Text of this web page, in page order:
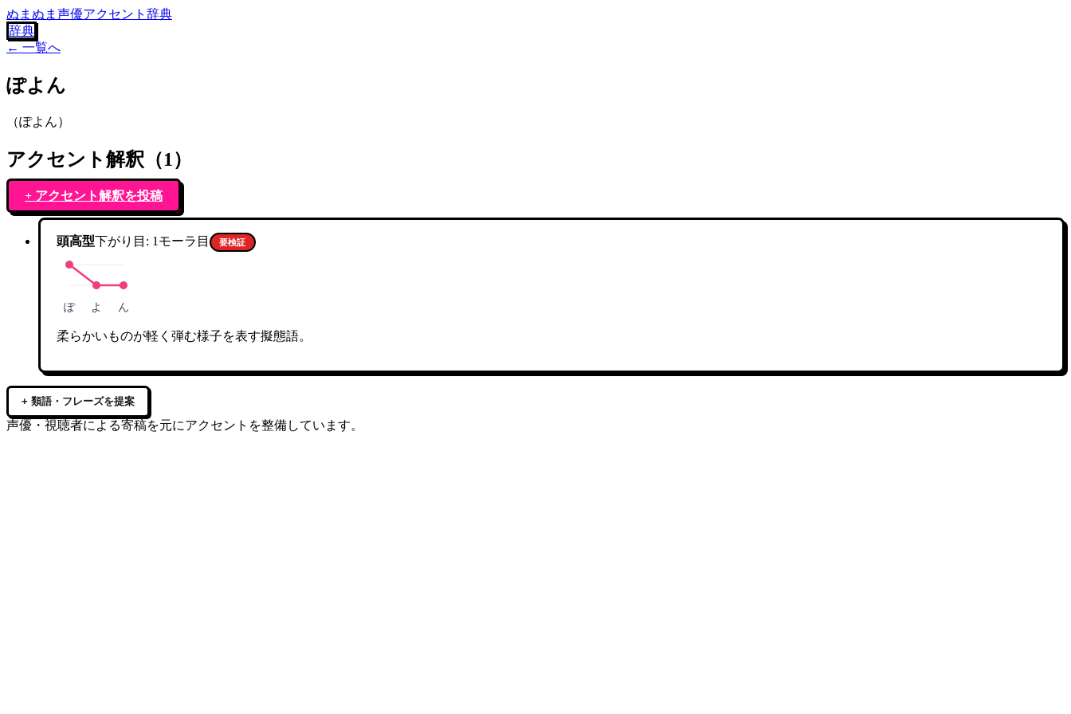
ぬまぬま声優アクセント辞典
辞典
← 一覧へ
ぽよん
（ぽよん）
アクセント解釈（1）
+ アクセント解釈を投稿
頭高型下がり目: 1 モーラ目 要検証
ぽ よ ん
柔らかいものが軽く弾む様子を表す擬態語。
+ 類語・フレーズを提案
声優・視聴者による寄稿を元にアクセントを整備しています。